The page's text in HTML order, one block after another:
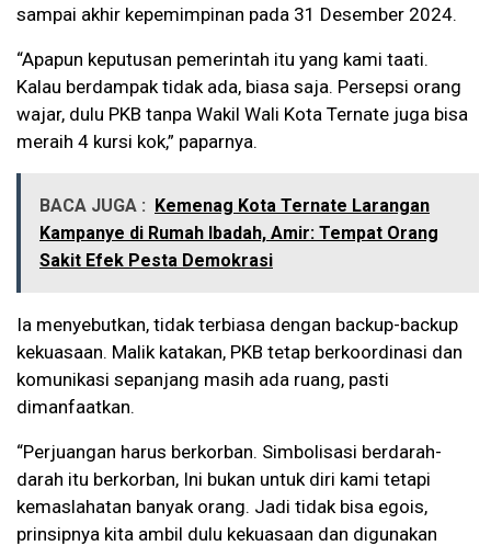
sampai akhir kepemimpinan pada 31 Desember 2024.
“Apapun keputusan pemerintah itu yang kami taati.
Kalau berdampak tidak ada, biasa saja. Persepsi orang
wajar, dulu PKB tanpa Wakil Wali Kota Ternate juga bisa
meraih 4 kursi kok,” paparnya.
BACA JUGA : Kemenag Kota Ternate Larangan
Kampanye di Rumah Ibadah, Amir: Tempat Orang
Sakit Efek Pesta Demokrasi
Ia menyebutkan, tidak terbiasa dengan backup-backup
kekuasaan. Malik katakan, PKB tetap berkoordinasi dan
komunikasi sepanjang masih ada ruang, pasti
dimanfaatkan.
“Perjuangan harus berkorban. Simbolisasi berdarah-
darah itu berkorban, Ini bukan untuk diri kami tetapi
kemaslahatan banyak orang. Jadi tidak bisa egois,
prinsipnya kita ambil dulu kekuasaan dan digunakan